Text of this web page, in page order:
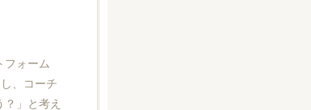
フォーム
、コーチ
」と考え